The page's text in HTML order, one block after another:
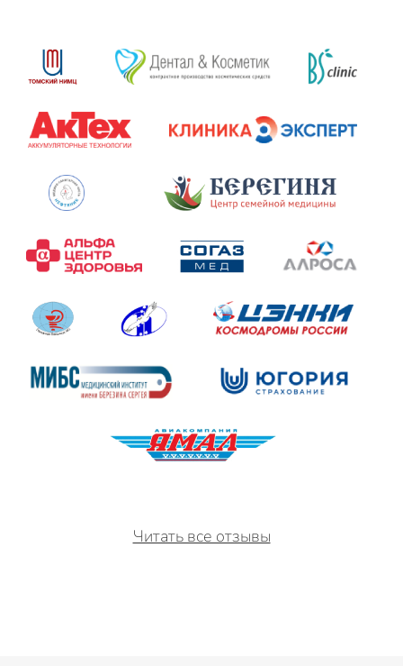
Читать все отзывы